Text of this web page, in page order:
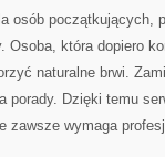
osób początkujących,
Osoba, która dopiero
naturalne brwi.
porady. Dzięki temu
zawsze wymaga